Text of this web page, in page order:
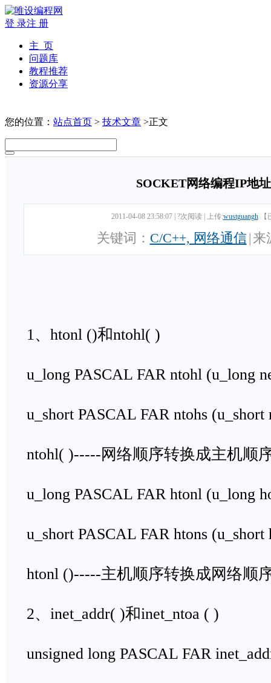
登 录注 册
主 页
问题库
教程推荐
资源分享
您的位置： 站点首页 > 技术文章 >正文
SOCKET网络编程IP地
2011-04-08 23:58:07 ?次阅读 上传:wustguangh
关键词： C/C++, 网络通信| 来
1、htonl ()和ntohl( )
u_long PASCAL FAR ntohl (u_long
u_short PASCAL FAR ntohs (u_short
ntohl( )-----网络顺序转换成主机顺
u_long PASCAL FAR htonl (u_long
u_short PASCAL FAR htons (u_short
htonl ()-----主机顺序转换成网络顺
2、inet_addr( )和inet_ntoa ( )
unsigned long PASCAL FAR